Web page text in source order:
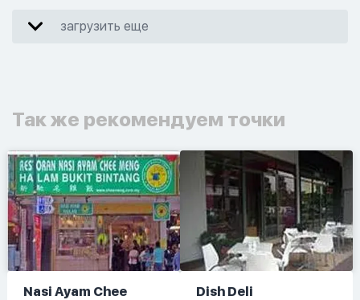
загрузить еще
Так же рекомендуем точки
Nasi Ayam Chee
Dish Deli